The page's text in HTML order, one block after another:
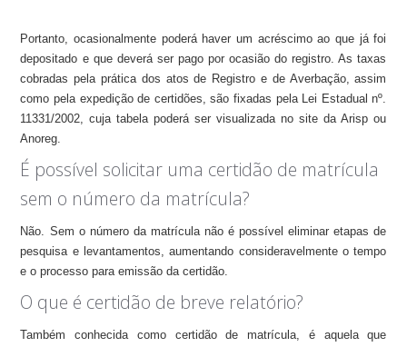
Portanto, ocasionalmente poderá haver um acréscimo ao que já foi
depositado e que deverá ser pago por ocasião do registro. As taxas
cobradas pela prática dos atos de Registro e de Averbação, assim
como pela expedição de certidões, são fixadas pela Lei Estadual nº.
11331/2002, cuja tabela poderá ser visualizada no site da Arisp ou
Anoreg.
É possível solicitar uma certidão de matrícula
sem o número da matrícula?
Não. Sem o número da matrícula não é possível eliminar etapas de
pesquisa e levantamentos, aumentando consideravelmente o tempo
e o processo para emissão da certidão.
O que é certidão de breve relatório?
Também conhecida como certidão de matrícula, é aquela que